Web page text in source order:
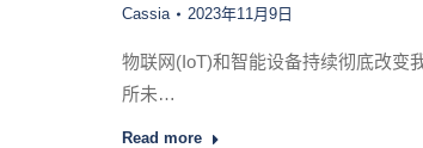
Cassia 2023年11月9日
物联网(IoT)和智能设备持续彻底改变
所未…
Read more